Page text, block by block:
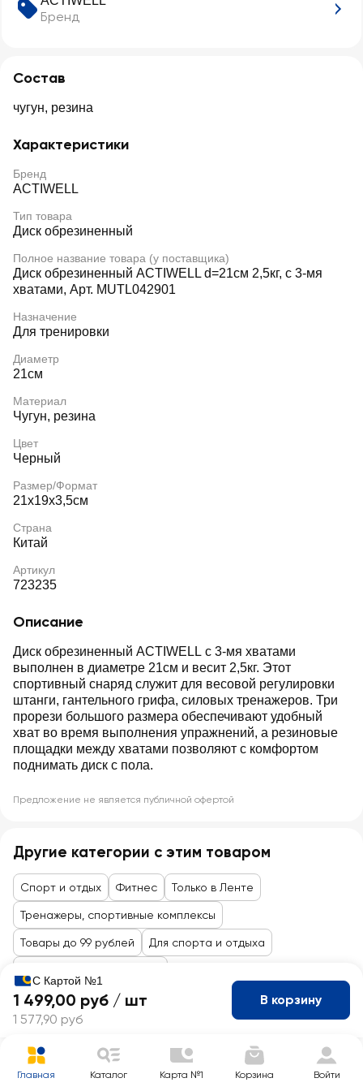
Бренд
Состав
чугун, резина
Характеристики
Бренд
ACTIWELL
Тип товара
Диск обрезиненный
Полное название товара (у поставщика)
Диск обрезиненный ACTIWELL d=21см 2,5кг, с 3-мя
хватами, Арт. MUTL042901
Назначение
Для тренировки
Диаметр
21см
Материал
Чугун, резина
Цвет
Черный
Размер/Формат
21х19х3,5см
Страна
Китай
Артикул
723235
Описание
Диск обрезиненный ACTIWELL с 3-мя хватами
выполнен в диаметре 21см и весит 2,5кг. Этот
спортивный снаряд служит для весовой регулировки
штанги, гантельного грифа, силовых тренажеров. Три
прорези большого размера обеспечивают удобный
хват во время выполнения упражнений, а резиновые
площадки между хватами позволяют с комфортом
поднимать диск с пола.
Предложение не является публичной офертой
Другие категории с этим товаром
Спорт и отдых Фитнес Только в Ленте
Тренажеры, спортивные комплексы
Товары до 99 рублей Для спорта и отдыха
С Картой №1
1 499,00 руб / шт
1 577,90 руб
В корзину
Главная Каталог Карта №1 Корзина Войти